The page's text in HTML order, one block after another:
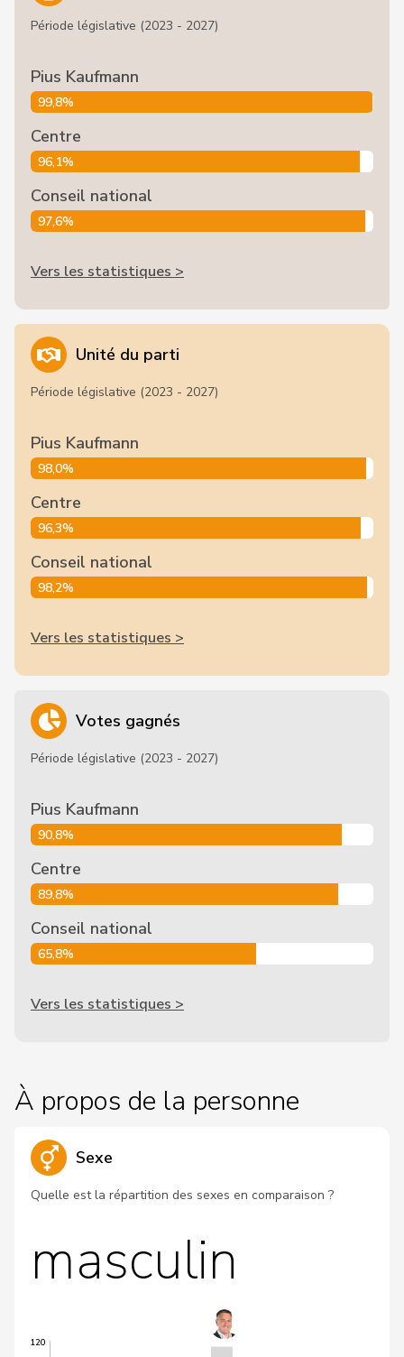
Période législative (2023 - 2027)
Pius Kaufmann
99,8%
Centre
96,1%
Conseil national
97,6%
Vers les statistiques >
Unité du parti
Période législative (2023 - 2027)
Pius Kaufmann
98,0%
Centre
96,3%
Conseil national
98,2%
Vers les statistiques >
Votes gagnés
Période législative (2023 - 2027)
Pius Kaufmann
90,8%
Centre
89,8%
Conseil national
65,8%
Vers les statistiques >
À propos de la personne
Sexe
Quelle est la répartition des sexes en comparaison ?
masculin
120